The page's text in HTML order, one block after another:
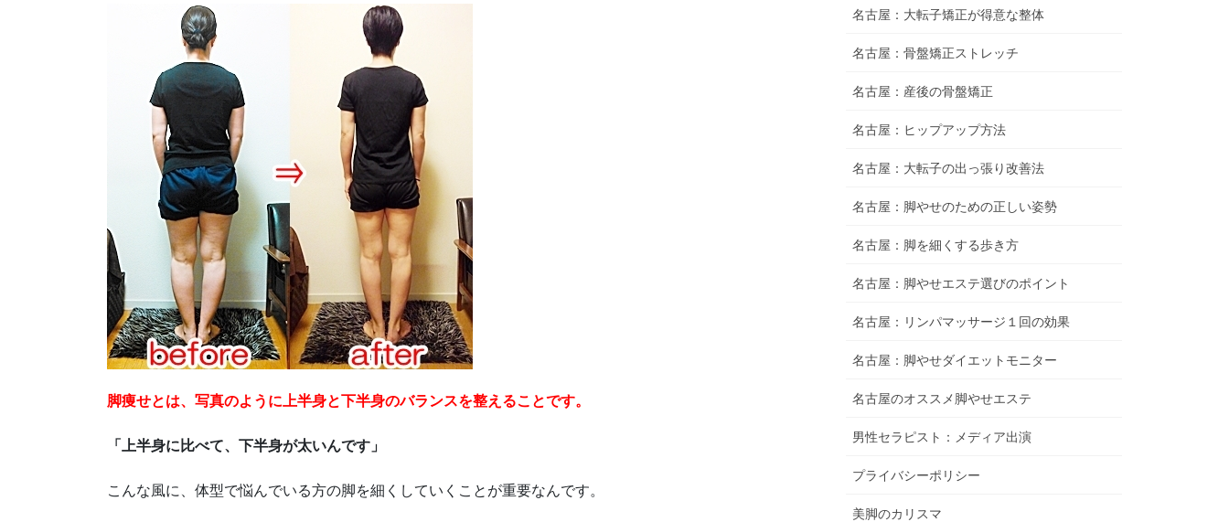
脚痩せとは、写真のように上半身と下半身のバランスを整えることです。
「上半身に比べて、下半身が太いんです」
こんな風に、体型で悩んでいる方の脚を細くしていくことが重要なんです。
名古屋：大転子矯正が得意な整体
名古屋：骨盤矯正ストレッチ
名古屋：産後の骨盤矯正
名古屋：ヒップアップ方法
名古屋：大転子の出っ張り改善法
名古屋：脚やせのための正しい姿勢
名古屋：脚を細くする歩き方
名古屋：脚やせエステ選びのポイント
名古屋：リンパマッサージ１回の効果
名古屋：脚やせダイエットモニター
名古屋のオススメ脚やせエステ
男性セラピスト：メディア出演
プライバシーポリシー
美脚のカリスマ